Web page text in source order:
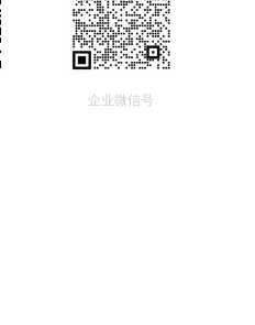
企业微信号